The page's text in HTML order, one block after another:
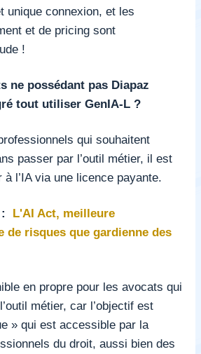
unique connexion, et les
et de pricing sont
!
ne possédant pas Diapaz
tout utiliser GenIA-L ?
qui souhaitent
passer par l’outil métier, il est
à l’IA via une licence payante.
L'AI Act, meilleure
de risques que gardienne des
en propre pour les avocats qui
métier, car l’objectif est
» qui est accessible par la
du droit, aussi bien des